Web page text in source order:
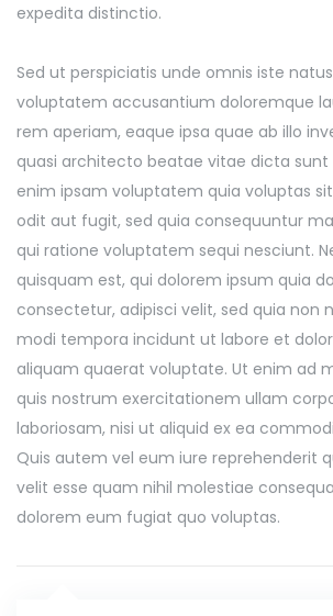
expedita distinctio.
Sed ut perspiciatis unde omnis iste
voluptatem accusantium doloremque
rem aperiam, eaque ipsa quae ab illo
quasi architecto beatae vitae dicta sunt
enim ipsam voluptatem quia voluptas
odit aut fugit, sed quia consequuntur
qui ratione voluptatem sequi nesciunt.
quisquam est, qui dolorem ipsum quia
consectetur, adipisci velit, sed quia non
modi tempora incidunt ut labore et
aliquam quaerat voluptate. Ut enim ad
quis nostrum exercitationem ullam
laboriosam, nisi ut aliquid ex ea
Quis autem vel eum iure reprehenderit
velit esse quam nihil molestiae
dolorem eum fugiat quo voluptas.